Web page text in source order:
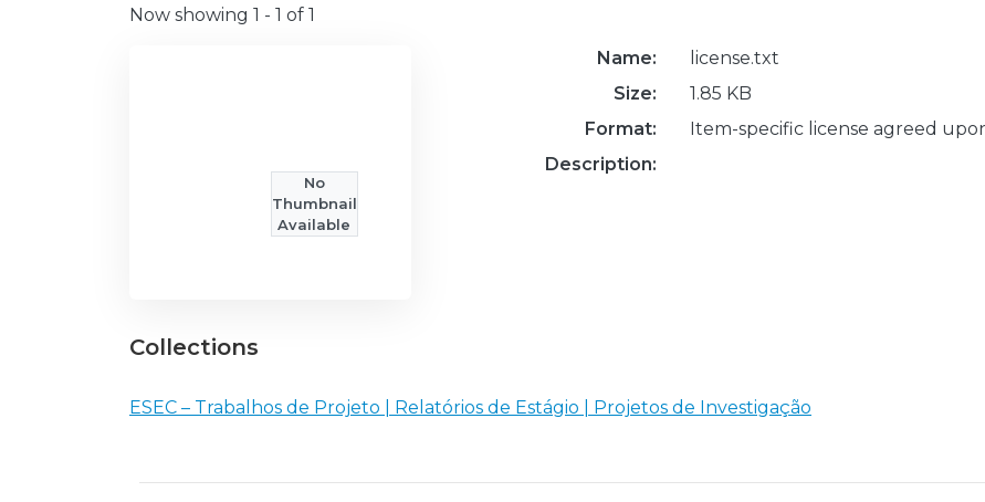
Now showing 1 - 1 of 1
No
Thumbnail
Available
Name:
license.txt
Size:
1.85 KB
Format:
Item-specific license agreed
Description:
Collections
ESEC – Trabalhos de Projeto | Relatórios de Estágio | Projetos de Investigação